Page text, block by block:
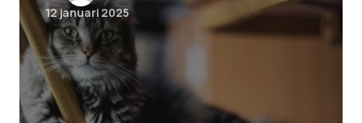
12 januari 2025